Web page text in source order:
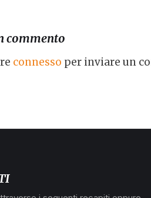
commento
connesso per inviare un